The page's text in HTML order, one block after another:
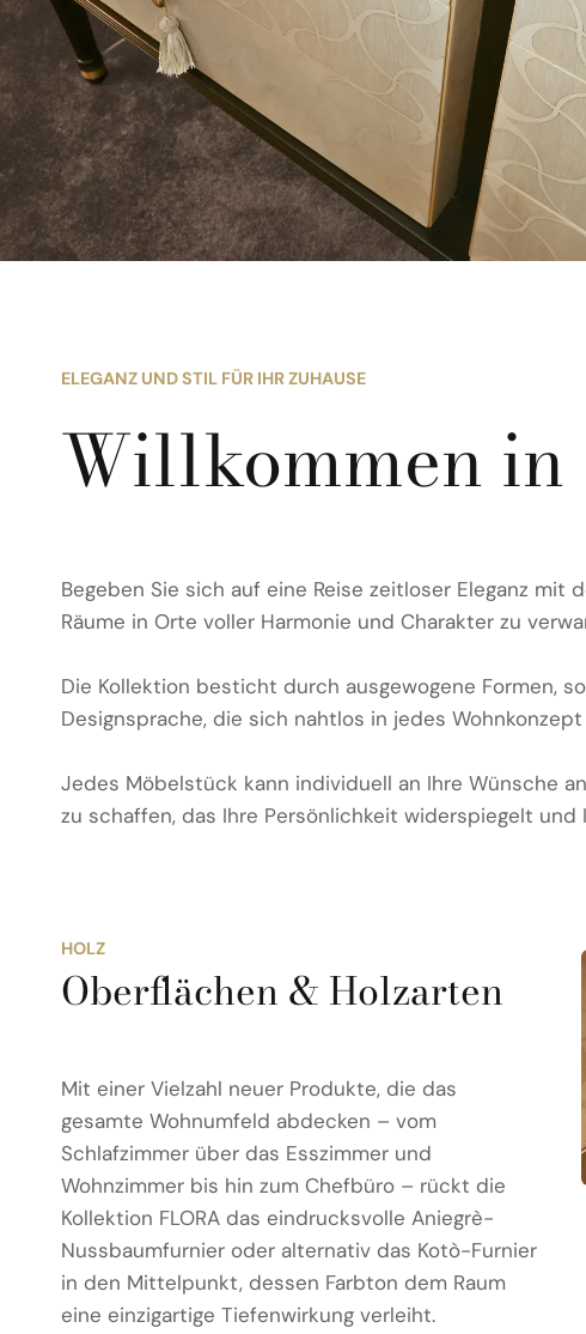
ELEGANZ UND STIL FÜR IHR ZUHAUSE
Willkommen
Begeben Sie sich auf eine Reise zeitloser Eleganz mit
Räume in Orte voller Harmonie und Charakter zu
Die Kollektion besticht durch ausgewogene Formen,
Designsprache, die sich nahtlos in jedes
Jedes Möbelstück kann individuell an Ihre Wünsche
zu schaffen, das Ihre Persönlichkeit widerspiegelt und
HOLZ
Oberflächen & Holzarten
Mit einer Vielzahl neuer Produkte, die das
gesamte Wohnumfeld abdecken – vom
Schlafzimmer über das Esszimmer und
Wohnzimmer bis hin zum Chefbüro – rückt die
Kollektion FLORA das eindrucksvolle Aniegrè-
Nussbaumfurnier oder alternativ das Kotò-Furnier
in den Mittelpunkt, dessen Farbton dem Raum
eine einzigartige Tiefenwirkung verleiht.